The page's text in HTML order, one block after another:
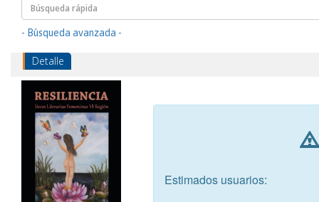
- Búsqueda avanzada -
Detalle
Estimados usuarios: